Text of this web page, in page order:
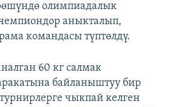
олимпиадалык
аныкталып,
командасы түптөлдү.
60 кг салмак
байланыштуу бир
чыкпай келген